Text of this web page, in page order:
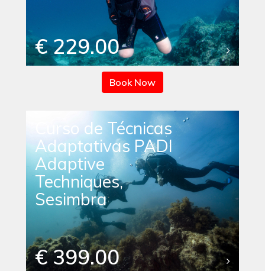
€ 229.00
Book Now
Curso de Técnicas
Adaptativas PADI
Adaptive
Techniques,
Sesimbra
€ 399.00